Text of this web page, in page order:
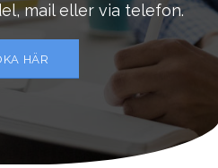
mail eller via telefon.
HÄR